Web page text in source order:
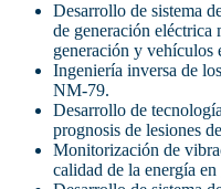
Desarrollo de sistema
de generación eléctrica
generación y vehículos
Ingeniería inversa de
NM-79.
Desarrollo de
prognosis de lesiones
Monitorización de
calidad de la energía